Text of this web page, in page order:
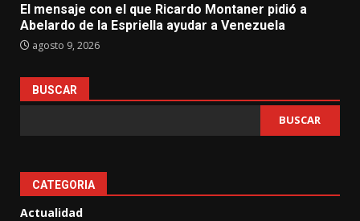
El mensaje con el que Ricardo Montaner pidió a
Abelardo de la Espriella ayudar a Venezuela
agosto 9, 2026
BUSCAR
BUSCAR
CATEGORIA
Actualidad